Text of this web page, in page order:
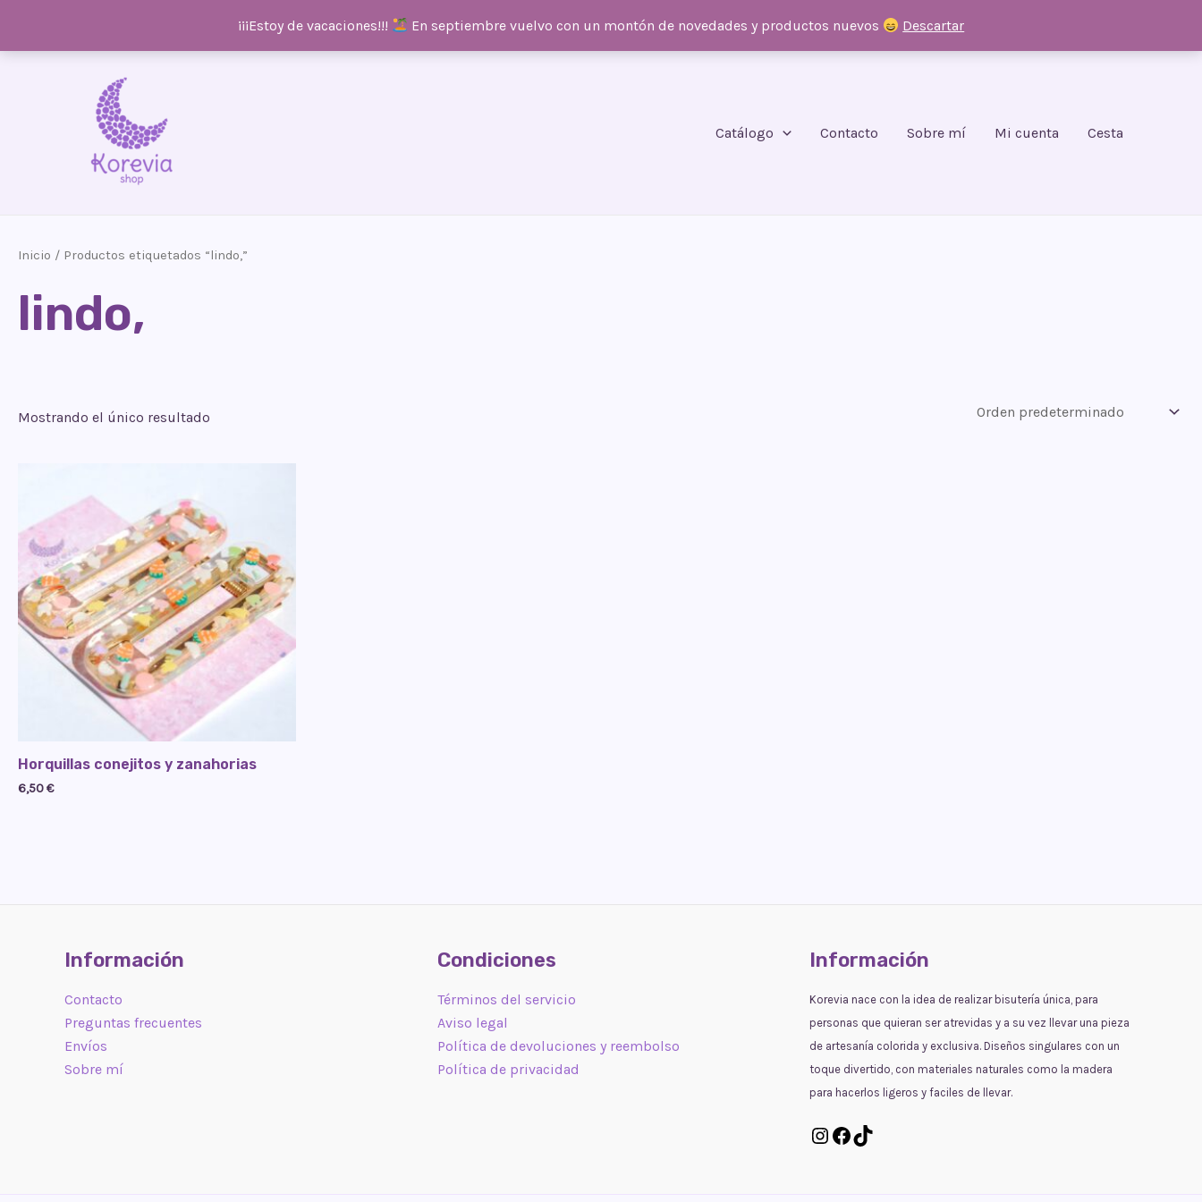
¡¡¡Estoy de vacaciones!!! En septiembre vuelvo con un montón de novedades y productos nuevos Descartar
Catálogo
Contacto Sobre mí Mi cuenta Cesta
Inicio / Productos etiquetados “lindo,”
lindo,
Mostrando el único resultado
Horquillas conejitos y zanahorias
6,50€
Información
Contacto
Preguntas frecuentes
Envíos
Sobre mí
Condiciones
Términos del servicio
Aviso legal
Política de devoluciones y reembolso
Política de privacidad
Información
Korevia nace con la idea de realizar bisutería única, para
personas que quieran ser atrevidas y a su vez llevar una pieza
de artesanía colorida y exclusiva. Diseños singulares con un
toque divertido, con materiales naturales como la madera
para hacerlos ligeros y faciles de llevar.
Instagram
Facebook